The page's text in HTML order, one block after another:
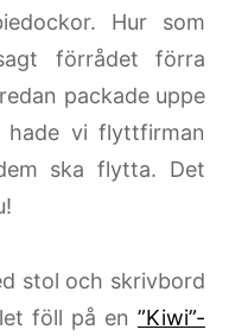
Hur som
förrådet förra
packade uppe
hade vi flyttfirman
ska flytta. Det
stol och skrivbord
föll på en ”Kiwi”-